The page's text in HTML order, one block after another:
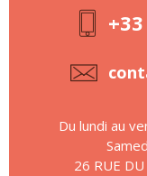
Du lundi au
26 RUE